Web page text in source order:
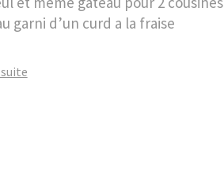
garni d’un curd a la fraise